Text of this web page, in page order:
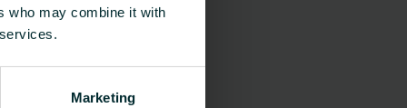
who may combine it with
Marketing